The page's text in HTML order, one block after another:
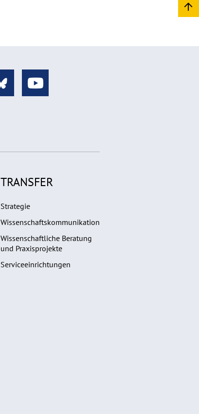
TRANSFER
Strategie
Wissenschaftskommunikation
Wissenschaftliche Beratung
und Praxisprojekte
Serviceeinrichtungen